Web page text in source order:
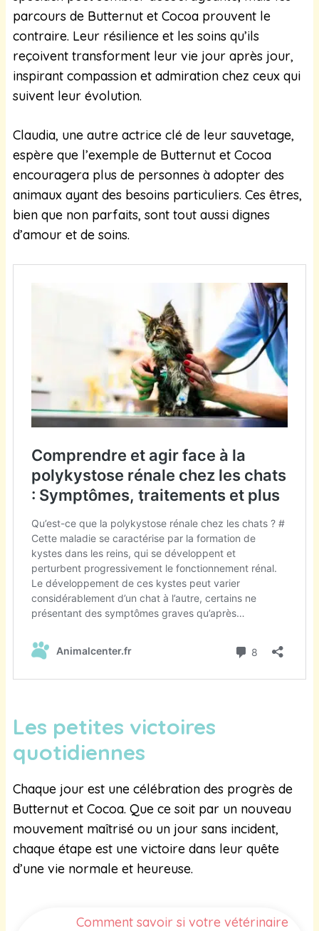
parcours de Butternut et Cocoa prouvent le
contraire. Leur résilience et les soins qu’ils
reçoivent transforment leur vie jour après jour,
inspirant compassion et admiration chez ceux qui
suivent leur évolution.
Claudia, une autre actrice clé de leur sauvetage,
espère que l’exemple de Butternut et Cocoa
encouragera plus de personnes à adopter des
animaux ayant des besoins particuliers. Ces êtres,
bien que non parfaits, sont tout aussi dignes
d’amour et de soins.
Les petites victoires
quotidiennes
Chaque jour est une célébration des progrès de
Butternut et Cocoa. Que ce soit par un nouveau
mouvement maîtrisé ou un jour sans incident,
chaque étape est une victoire dans leur quête
d’une vie normale et heureuse.
Comment savoir si votre vétérinaire